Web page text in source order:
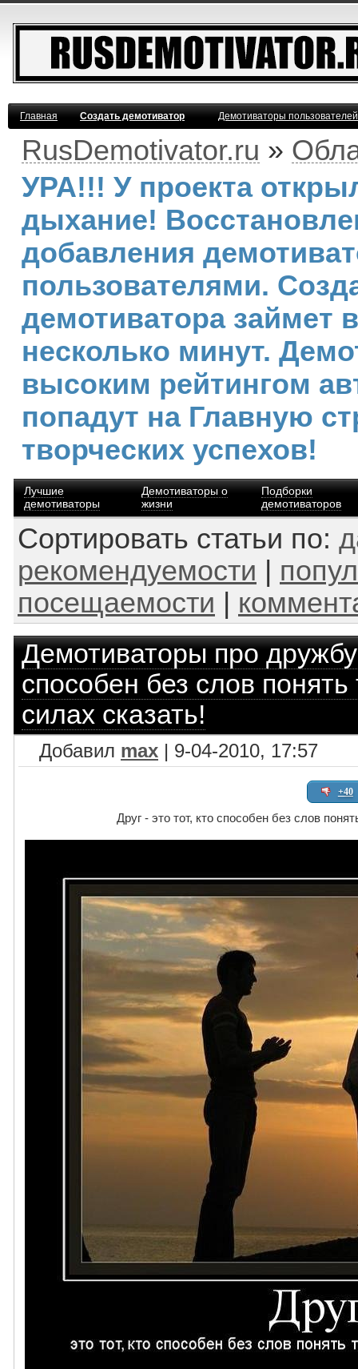
Главная Создать демотиватор Демотиваторы
RusDemotivator.ru »
УРА!!! У проекта
дыхание!
добавления
пользователями.
демотиватора займет
несколько минут.
высоким рейтингом
попадут на Главную
творческих успехов!
Лучшие
демотиваторы
Демотиваторы о
жизни
Подборки
демотиваторов
Сортировать статьи по:
рекомендуемости
посещаемости
Демотиваторы про дружбу
способен без слов
силах сказать!
Добавил max | 9-04-2010, 17:57
+40
Друг - это тот, кто способен без слов